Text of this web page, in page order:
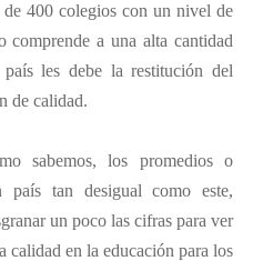
400 colegios con un nivel de
comprende a una alta cantidad
les debe la restitución del
de calidad.
sabemos, los promedios o
país tan desigual como este,
un poco las cifras para ver
calidad en la educación para los